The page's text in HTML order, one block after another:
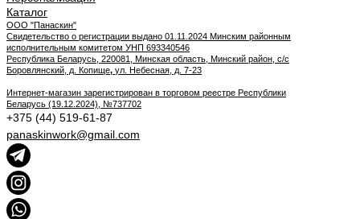
Каталог
ООО "Панаскин"
Свидетельство о регистрации выдано 01.11.2024 Минским районным
исполнительным комитетом УНП 693340546
Республика Беларусь, 220081, Минская область, Минский район, с/с
Боровлянский, д. Копище, ул. Небесная, д. 7-23
Интернет-магазин зарегистрирован в торговом реестре Республики
Беларусь (19.12.2024), №737702
+375 (44) 519-61-87
panaskinwork@gmail.com